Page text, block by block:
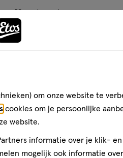
één Er
50
ML
druppels
Lucovitaal Iberis Complex
toevoegen
aan
verlanglijst
om onze website te
cookies om je persoonlijke
website.
informatie over je klik-
mogelijk ook informatie